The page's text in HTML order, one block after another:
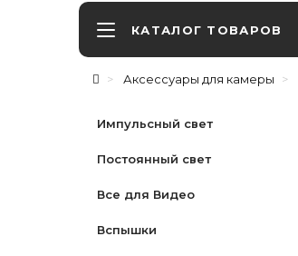
КАТАЛОГ ТОВАРОВ
Аксессуары для камеры
Импульсный свет
Студийные вспышки
Наборы
Аксессуары
Постоянный свет
HMI
LED студийный
Все для Видео
Видоискатели
Вспышки